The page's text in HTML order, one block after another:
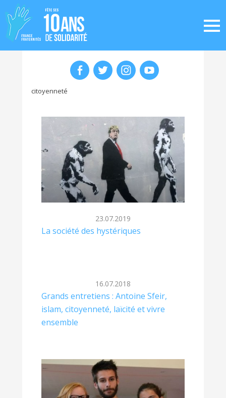
citoyenneté
23.07.2019
La société des hystériques
16.07.2018
Grands entretiens : Antoine Sfeir,
islam, citoyenneté, laïcité et vivre
ensemble